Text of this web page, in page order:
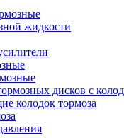
жидкости
дисков с
колодок тормоза